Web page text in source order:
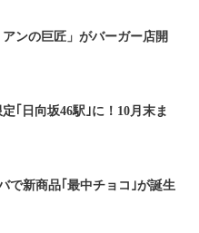
ンの巨匠」がバーガー店開
｢日向坂46駅｣に！10月末ま
で新商品｢最中チョコ｣が誕生